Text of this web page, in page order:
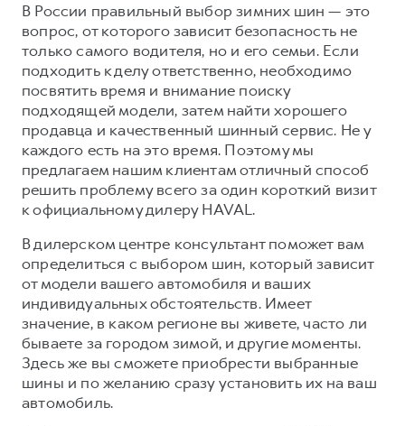
M6
от 2 049 000 ₽
JOLION
от 2 049 000 ₽
DARGO
от 3 199 000 ₽
DARGO X
от 3 499 000 ₽
от 2 899 000 ₽ от 3 599 000 ₽
Конфигуратор HAVAL
Аксессуары HAVAL
Каталоги и прайс-листы
Программа «HAVAL Защита+»
Тест-драйв
Трейд-ин
КРЕДИТ И СТРАХОВАНИЕ
Кредитный калькулятор
Страхование
Кредит
КОРПОРАТИВНЫМ КЛИЕНТАМ
Для малого бизнеса
Запись на сервис
Моторное масло
Стоимость ТО
СЕРВИСНОЕ ОБСЛУЖИВАНИЕ
Нулевое ТО
Программа «Помощь на дороге»
Регламенты технического обслуживания
Электронный ПТС
ПОДДЕРЖКА
GWM Безопасность
Гарантия HAVAL
Мобильное приложение GWM
Владельцам
Новости
О GWM
ИНФОРМАЦИЯ О ДИЛЕРЕ
О дилере
Наша команда
Контакты
В России правильный выбор зимних шин — это
вопрос, от которого зависит безопасность не
только самого водителя, но и его семьи. Если
подходить к делу ответственно, необходимо
посвятить время и внимание поиску
подходящей модели, затем найти хорошего
продавца и качественный шинный сервис. Не у
каждого есть на это время. Поэтому мы
предлагаем нашим клиентам отличный способ
решить проблему всего за один короткий визит
к официальному дилеру HAVAL.
В дилерском центре консультант поможет вам
определиться с выбором шин, который зависит
от модели вашего автомобиля и ваших
индивидуальных обстоятельств. Имеет
значение, в каком регионе вы живете, часто ли
бываете за городом зимой, и другие моменты.
Здесь же вы сможете приобрести выбранные
шины и по желанию сразу установить их на ваш
автомобиль.